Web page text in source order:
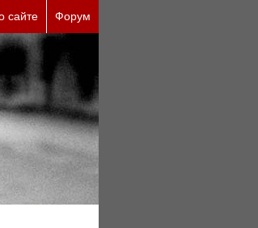
сайте Форум